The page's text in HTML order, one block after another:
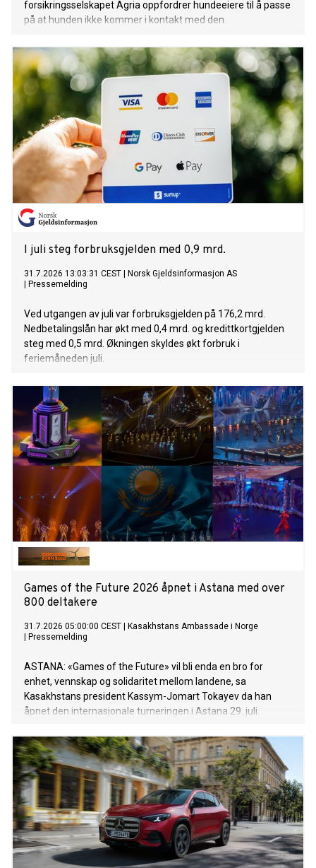
forsikringsselskapet Agria oppfordrer hundeeiere til å passe
på at hunden ikke kommer i kontakt med den.
I juli steg forbruksgjelden med 0,9 mrd.
31.7.2026 13:03:31 CEST
Norsk Gjeldsinformasjon AS
Pressemelding
Ved utgangen av juli var forbruksgjelden på 176,2 mrd.
Nedbetalingslån har økt med 0,4 mrd. og kredittkortgjelden
steg med 0,5 mrd. Økningen skyldes økt forbruk i
feriemåneden juli.
Games of the Future 2026 åpnet i Astana med over
800 deltakere
31.7.2026 05:00:00 CEST
Kasakhstans Ambassade i Norge
Pressemelding
ASTANA: «Games of the Future» vil bli enda en bro for
enhet, vennskap og solidaritet mellom landene, sa
Kasakhstans president Kassym-Jomart Tokayev da han
åpnet den internasjonale turneringen i Astana 29. juli.